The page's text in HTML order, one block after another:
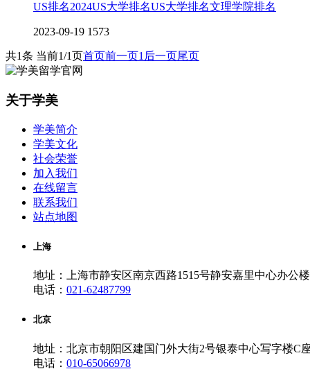
US排名2024US大学排名US大学排名文理学院排名
2023-09-19 1573
共1条 当前1/1页首页前一页1后一页尾页
关于学美
学美简介
学美文化
社会荣誉
加入我们
在线留言
联系我们
站点地图
上海
地址：上海市静安区南京西路1515号静安嘉里中心办公
电话： 021-62487799
北京
地址：北京市朝阳区建国门外大街2号银泰中心写字楼C
电话： 010-65066978